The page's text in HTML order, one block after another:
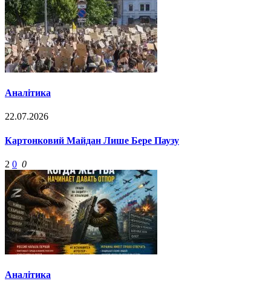
Аналітика
22.07.2026
Картонковий Майдан Лише Бере Паузу
2 0 0
Аналітика